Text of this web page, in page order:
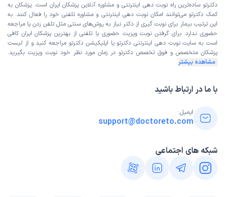
دکترتو ساده‌ترین راه نوبت‌ دهی اینترنتی و مشاوره آنلاین پزشکان ایران است. پزشکان به
کمک دکترتو می‌توانند امکان نوبت دهی اینترنتی و مشاوره تلفنی خود را فعال کنند. به
این ترتیب بیمار برای نوبت گیری از دکتر نیاز به روش‌های سنتی مثل تلفن زدن یا مراجعه
حضوری ندارد. برای گرفتن نوبت ویزیت حضوری یا تلفنی از بهترین پزشکان ایران کافی
است به سایت نوبت دهی اینترنتی دکترتو یا اپلیکیشن دکترتو مراجعه کنید و از لیست
پزشکان متخصص و فوق تخصص دکترتو در زمان مورد نظر خود نوبت ویزیت بگیرید.
مشاهده بیشتر
با ما در ارتباط باشید
ایمیل:
support@doctoreto.com
شبکه های اجتماعی